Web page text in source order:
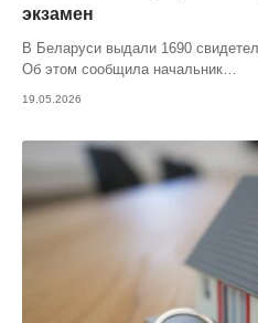
экзамен
В Беларуси выдали 1690
Об этом сообщила начальник
19.05.2026